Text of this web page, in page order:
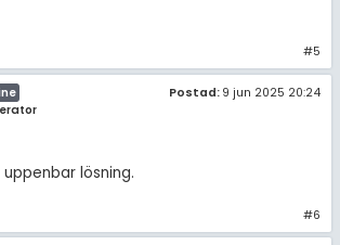
#5
Postad: 9 jun 2025 20:24
lösning.
#6